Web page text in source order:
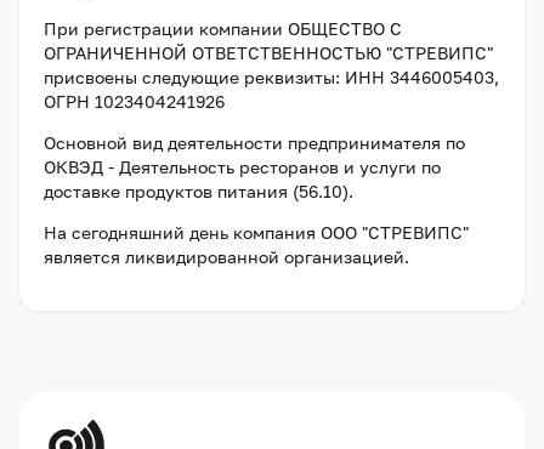
При регистрации компании ОБЩЕСТВО С
ОГРАНИЧЕННОЙ ОТВЕТСТВЕННОСТЬЮ "СТРЕВИПС"
присвоены следующие реквизиты: ИНН 3446005403,
ОГРН 1023404241926
Основной вид деятельности предпринимателя по
ОКВЭД - Деятельность ресторанов и услуги по
доставке продуктов питания (56.10).
На сегодняшний день компания ООО "СТРЕВИПС"
является ликвидированной организацией.